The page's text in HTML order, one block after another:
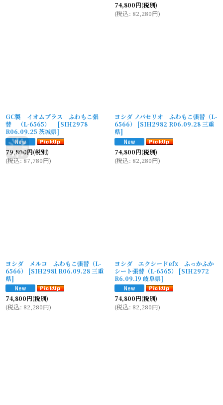
74,800円(税別)
(税込: 82,280円)
GC製 イオムプラス ふわもこ張
替 （L-6565）
[SIH2978
R06.09.25 茨城県]
79,800円(税別)
(税込:87,780円)
ヨシダ ノバセリオ ふわもこ張替（L-
6566）
[SIH2982 R06.09.28 三重
県]
74,800円(税別)
(税込: 82,280円)
ヨシダ メルコ ふわもこ張替（L-
6566）
[SIH2981 R06.09.28 三重
県]
74,800円(税別)
(税込: 82,280円)
ヨシダ エクシードefx ふっかふか
シート張替（L-6565）
[SIH2972
R6.09.19 岐阜県]
74,800円(税別)
(税込: 82,280円)